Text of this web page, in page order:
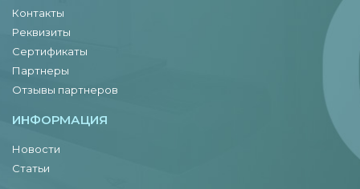
Контакты
Реквизиты
Сертификаты
Партнеры
Отзывы партнеров
ИНФОРМАЦИЯ
Новости
Статьи